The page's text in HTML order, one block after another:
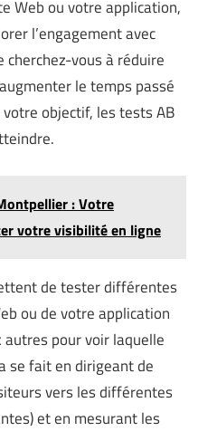
Web ou votre application,
l’engagement avec
vous à réduire
le temps passé
objectif, les tests AB
: Votre
votre visibilité en ligne
de tester différentes
ou de votre application
pour voir laquelle
se fait en dirigeant de
vers les différentes
et en mesurant les